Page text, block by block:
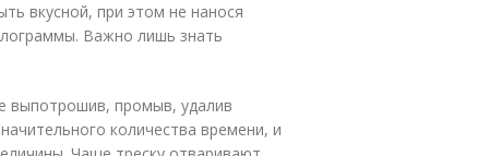
вкусной, при этом не нанося
Важно лишь знать
выпотрошив, промыв, удалив
количества времени, и